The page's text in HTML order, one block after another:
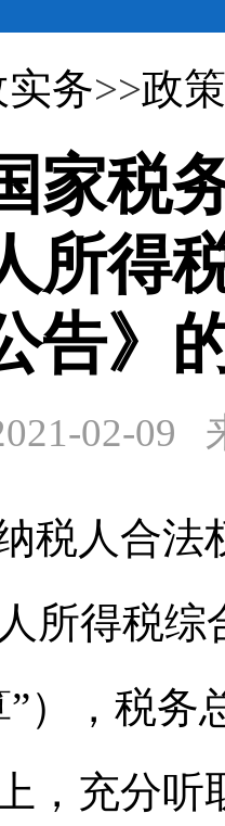
务>>政
家税
所得
告》
02-09
人合法
所得税
），税务
，充分听